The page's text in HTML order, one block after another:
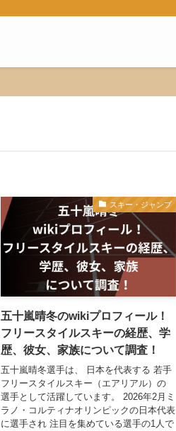
スキー・ジャンプ
五十嵐晴冬のwikiプロフィール！
フリースタイルスキーの経歴、学
歴、彼女、家族について調査！
五十嵐晴冬選手は、 日本を代表する 若手
フリースタイルスキー（エアリアル）の
選手として活躍しています。 2026年2月ミ
ラノ・コルティナオリンピックの日本代表
に選手され 注目を集めている選手の1人で